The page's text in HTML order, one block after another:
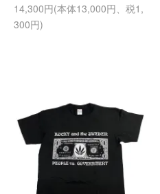
14,300円(本体13,000円、税1,
300円)